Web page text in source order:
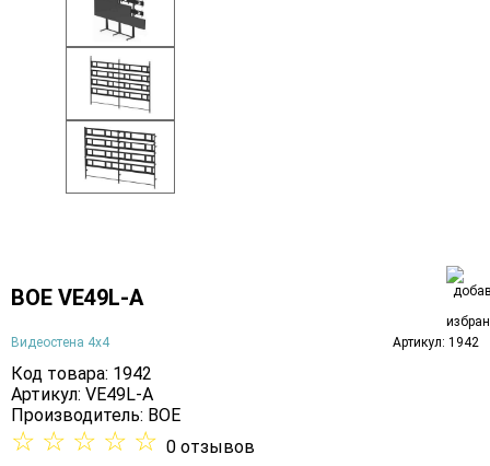
BOE VE49L-A
Видеостена 4х4 Артикул: 1942
Код товара: 1942
Артикул: VE49L-A
Производитель: BOE
☆ ☆ ☆ ☆ ☆ 0 отзывов